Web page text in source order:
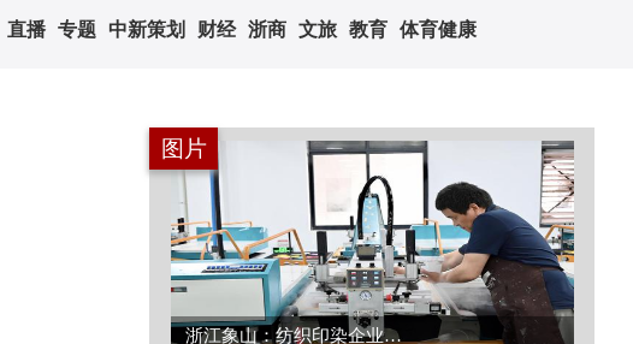
直播 专题 中新策划 财经 浙商 文旅 教育 体育健康
图片
廉洁文化与书法艺术交融 浙江绍兴翰墨飘香书正气...